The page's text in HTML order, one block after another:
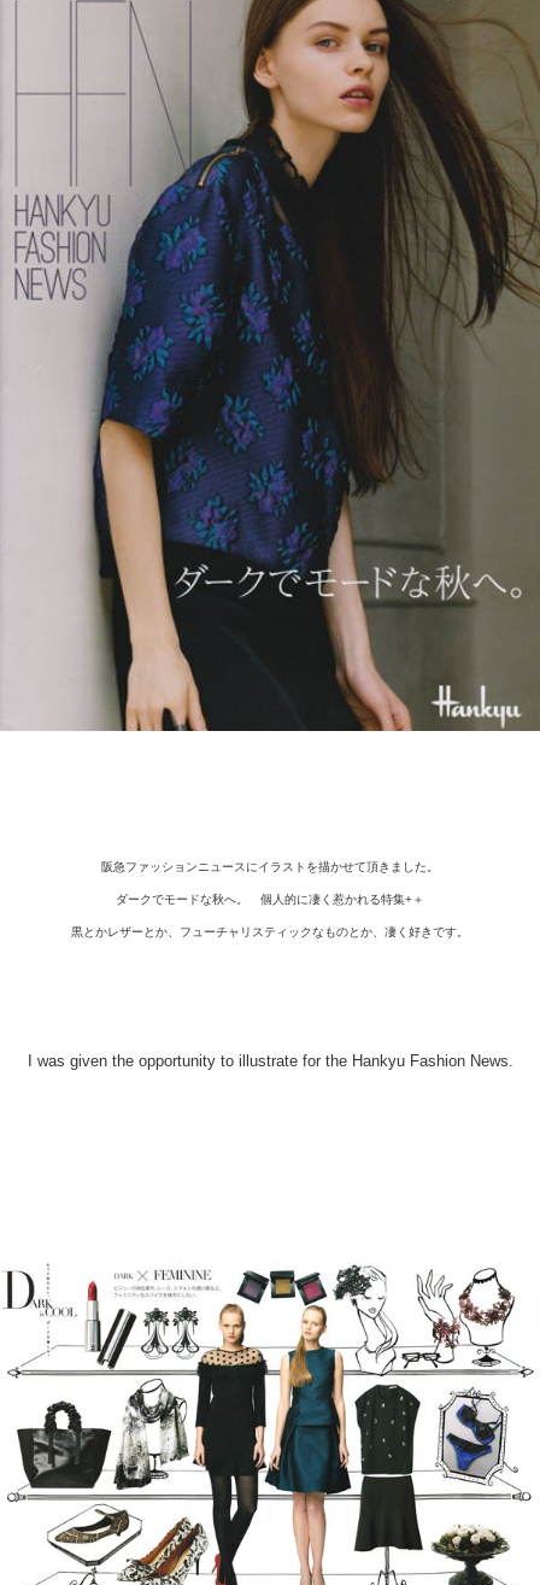
阪急ファッションニュースにイラストを描かせて頂きました。
ダークでモードな秋へ。 個人的に凄く惹かれる特集+＋
黒とかレザーとか、フューチャリスティックなものとか、凄く好きです。
I was given the opportunity to illustrate for the Hankyu Fashion News.